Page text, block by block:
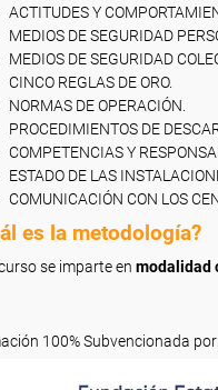
ACTITUDES Y
MEDIOS DE SEGURIDAD
MEDIOS DE SEGURIDAD
CINCO REGLAS DE ORO.
NORMAS DE OPERACIÓN.
PROCEDIMIENTOS DE
COMPETENCIAS Y
ESTADO DE LAS
COMUNICACIÓN CON LOS
es la metodología?
se imparte en modalidad
100% Subvencionada por: